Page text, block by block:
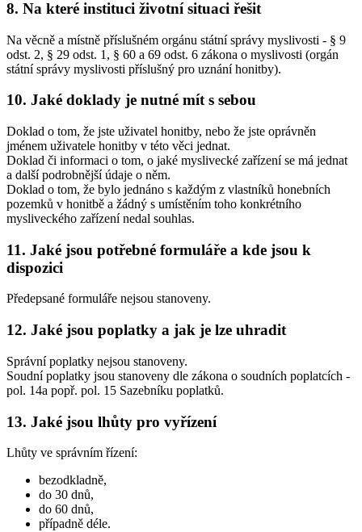
8. Na které instituci životní situaci řešit
Na věcně a místně příslušném orgánu státní správy myslivosti - § 9
odst. 2, § 29 odst. 1, § 60 a 69 odst. 6 zákona o myslivosti (orgán
státní správy myslivosti příslušný pro uznání honitby).
10. Jaké doklady je nutné mít s sebou
Doklad o tom, že jste uživatel honitby, nebo že jste oprávněn
jménem uživatele honitby v této věci jednat.
Doklad či informaci o tom, o jaké myslivecké zařízení se má jednat
a další podrobnější údaje o něm.
Doklad o tom, že bylo jednáno s každým z vlastníků honebních
pozemků v honitbě a žádný s umístěním toho konkrétního
mysliveckého zařízení nedal souhlas.
11. Jaké jsou potřebné formuláře a kde jsou k
dispozici
Předepsané formuláře nejsou stanoveny.
12. Jaké jsou poplatky a jak je lze uhradit
Správní poplatky nejsou stanoveny.
Soudní poplatky jsou stanoveny dle zákona o soudních poplatcích -
pol. 14a popř. pol. 15 Sazebníku poplatků.
13. Jaké jsou lhůty pro vyřízení
Lhůty ve správním řízení:
bezodkladně,
do 30 dnů,
do 60 dnů,
případně déle.